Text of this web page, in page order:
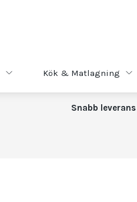
Kök & Matlagning
Snabb